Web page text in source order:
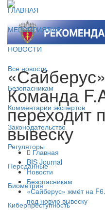
ГЛАВНАЯ
МЕРОПРИЯТИЯ
НОВОСТИ
Все новости
Безопасникам
Комментарии экспертов
Законодательство
Регуляторы
Персданные
Биометрия
Киберпреступность
Команда
переходит
вывеску
Главная
BIS Journal
Новости
Безопасникам
«Сайберус» жмёт на
под новую вывеску